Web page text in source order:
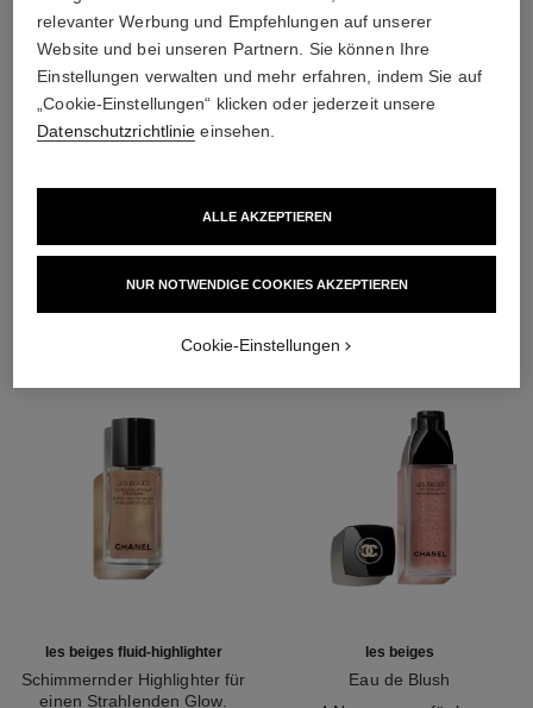
DIE PERFEKTE KOMBINATION
les beiges fluid-highlighter
Schimmernder Highlighter für
einen Strahlenden Glow.
les beiges
Eau de Blush
relevanter Werbung und Empfehlungen auf unserer
Website und bei unseren Partnern. Sie können Ihre
Einstellungen verwalten und mehr erfahren, indem Sie auf
„Cookie-Einstellungen“ klicken oder jederzeit unsere
Datenschutzrichtlinie einsehen.
NUR NOTWENDIGE COOKIES AKZEPTIEREN
ALLE AKZEPTIEREN
Cookie-Einstellungen